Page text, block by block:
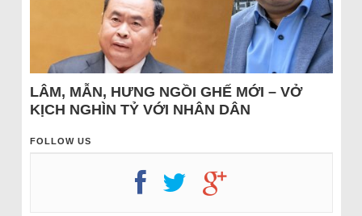
LÂM, MẪN, HƯNG NGỒI GHẾ MỚI – VỞ
KỊCH NGHÌN TỶ VỚI NHÂN DÂN
FOLLOW US